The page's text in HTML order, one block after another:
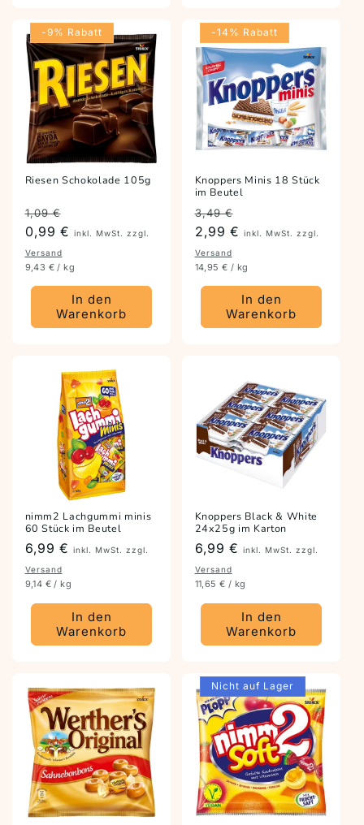
-9% Rabatt
Riesen Schokolade 105g
Preis
1,09 €
0,99 € inkl. MwSt. zzgl.
Versand
9,43 € / kg
In den
Warenkorb
-14% Rabatt
Knoppers Minis 18 Stück
im Beutel
Preis
3,49 €
2,99 € inkl. MwSt. zzgl.
Versand
14,95 € / kg
In den
Warenkorb
nimm2 Lachgummi minis
60 Stück im Beutel
Preis
6,99 € inkl. MwSt. zzgl.
Versand
9,14 € / kg
In den
Warenkorb
Knoppers Black & White
24x25g im Karton
Preis
6,99 € inkl. MwSt. zzgl.
Versand
11,65 € / kg
In den
Warenkorb
Nicht auf Lager